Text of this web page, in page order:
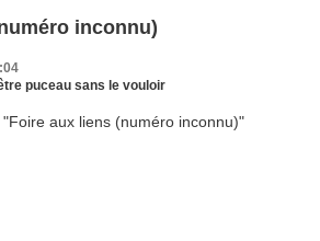
inconnu)
puceau sans le vouloir